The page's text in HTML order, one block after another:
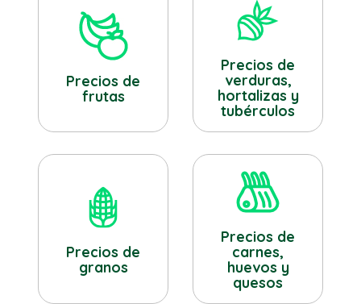
Precios de
frutas
Precios de
verduras,
hortalizas y
tubérculos
Precios de
granos
Precios de
carnes,
huevos y
quesos